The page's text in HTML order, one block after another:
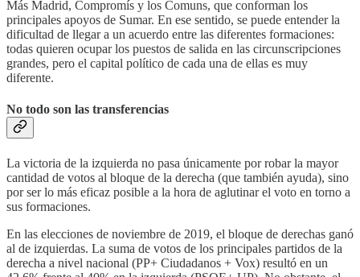
Más Madrid, Compromís y los Comuns, que conforman los
principales apoyos de Sumar. En ese sentido, se puede entender la
dificultad de llegar a un acuerdo entre las diferentes formaciones:
todas quieren ocupar los puestos de salida en las circunscripciones
grandes, pero el capital político de cada una de ellas es muy
diferente.
No todo son las transferencias
La victoria de la izquierda no pasa únicamente por robar la mayor
cantidad de votos al bloque de la derecha (que también ayuda), sino
por ser lo más eficaz posible a la hora de aglutinar el voto en torno a
sus formaciones.
En las elecciones de noviembre de 2019, el bloque de derechas ganó
al de izquierdas. La suma de votos de los principales partidos de la
derecha a nivel nacional (PP+ Ciudadanos + Vox) resultó en un